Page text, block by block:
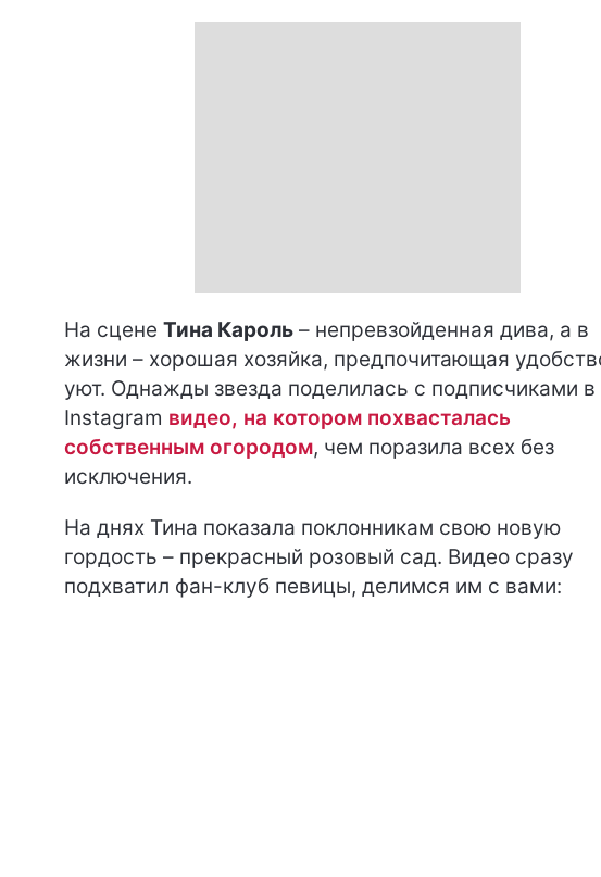
На сцене Тина Кароль – непревзойденная дива, а в
жизни – хорошая хозяйка, предпочитающая
уют. Однажды звезда поделилась с подписчиками в
Instagram видео, на котором похвасталась
собственным огородом, чем поразила всех без
исключения.
На днях Тина показала поклонникам свою новую
гордость – прекрасный розовый сад. Видео сразу
подхватил фан-клуб певицы, делимся им с вами: